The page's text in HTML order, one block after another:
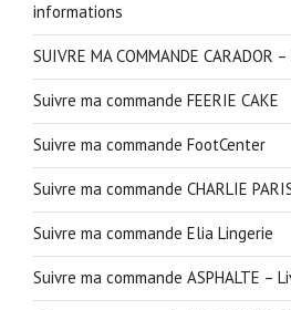
informations
SUIVRE MA COMMANDE
Suivre ma commande FEERIE CAKE
Suivre ma commande FootCenter
Suivre ma commande CHARLIE
Suivre ma commande Elia Lingerie
Suivre ma commande ASPHALTE –